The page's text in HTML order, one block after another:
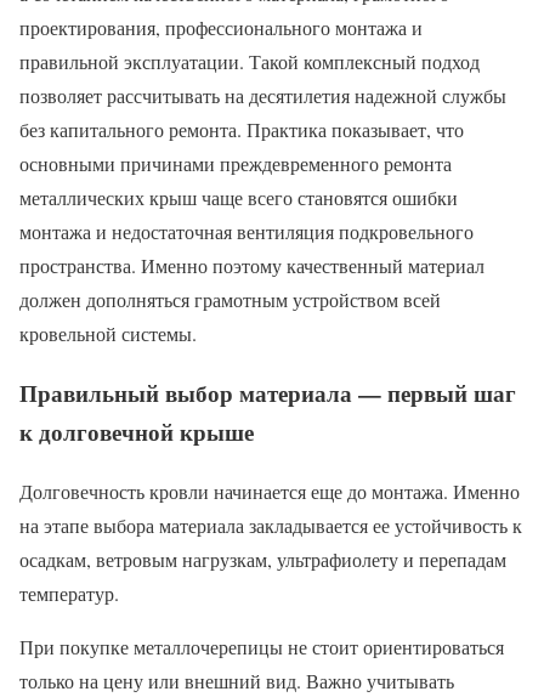
проектирования, профессионального монтажа и
правильной эксплуатации. Такой комплексный подход
позволяет рассчитывать на десятилетия надежной службы
без капитального ремонта. Практика показывает, что
основными причинами преждевременного ремонта
металлических крыш чаще всего становятся ошибки
монтажа и недостаточная вентиляция подкровельного
пространства. Именно поэтому качественный материал
должен дополняться грамотным устройством всей
кровельной системы.
Правильный выбор материала — первый шаг
к долговечной крыше
Долговечность кровли начинается еще до монтажа. Именно
на этапе выбора материала закладывается ее устойчивость к
осадкам, ветровым нагрузкам, ультрафиолету и перепадам
температур.
При покупке металлочерепицы не стоит ориентироваться
только на цену или внешний вид. Важно учитывать